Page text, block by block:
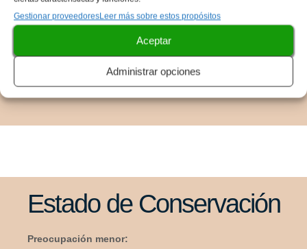
Gestionar proveedoresLeer más sobre estos propósitos
Aceptar
Administrar opciones
Factores que afectan la reproducción:
La calidad del agua.
La disponibilidad de alimento.
La presencia de depredadores.
La temperatura del agua.
Estado de Conservación
Preocupación menor: